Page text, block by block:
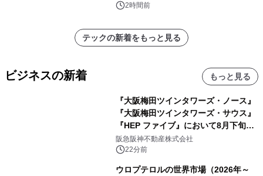
2時間前
テックの新着をもっと見る
ビジネスの新着 もっと見る
『大阪梅田ツインタワーズ・ノース』
『大阪梅田ツインタワーズ・サウス』
『HEP ファイブ』において8月下旬か
ら 「オフサイト型コーポレートPPA」
による 再生可能エネルギー電力の使用
阪急阪神不動産株式会社
22分前
ウロプテロルの世界市場（2026年～